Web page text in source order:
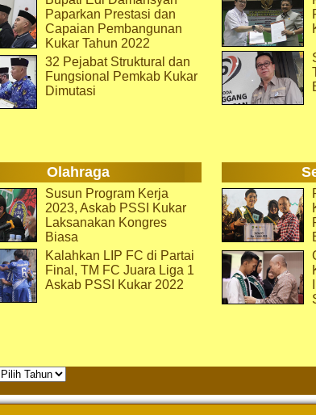
Paparkan Prestasi dan
Capaian Pembangunan
Kukar Tahun 2022
32 Pejabat Struktural dan
Fungsional Pemkab Kukar
Dimutasi
Olahraga
Susun Program Kerja
2023, Askab PSSI Kukar
Laksanakan Kongres
Biasa
Kalahkan LIP FC di Partai
Final, TM FC Juara Liga 1
Askab PSSI Kukar 2022